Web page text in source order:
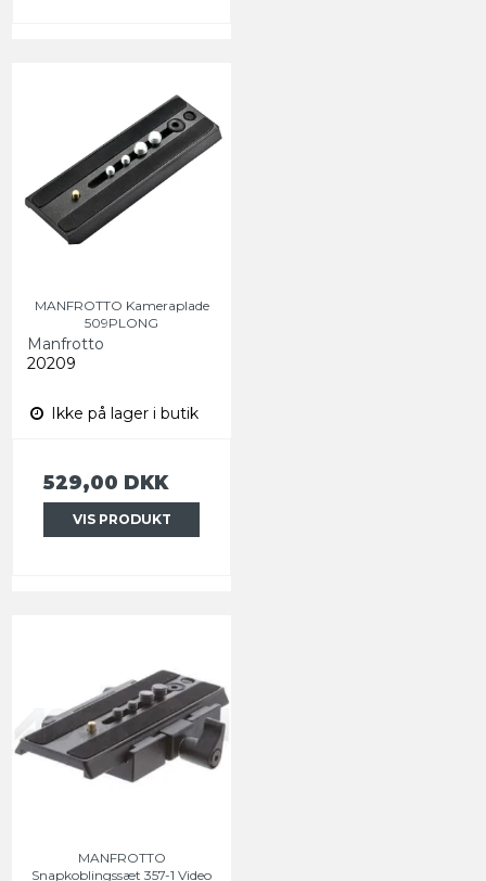
MANFROTTO Kameraplade
509PLONG
Manfrotto
20209
Ikke på lager i butik
529,00 DKK
VIS PRODUKT
MANFROTTO
Snapkoblingssæt 357-1 Video